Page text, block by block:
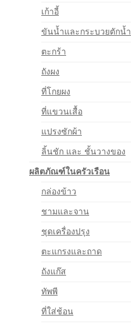
เก้าอี้
ขันน้ำและกระบวยตักน้ำ
ตะกร้า
ถังผง
ที่โกยผง
ที่แขวนเสื้อ
แปรงซักผ้า
ลิ้นชัก และ ชั้นวางของ
ผลิตภัณฑ์ในครัวเรือน
กล่องข้าว
ชามและจาน
ชุดเครื่องปรุง
ตะแกรงและถาด
ถังแก๊ส
ทัพพี
ที่ใส่ช้อน